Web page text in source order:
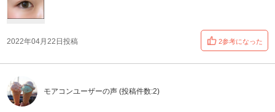
2022年04月22日投稿 2参考になった
モアコンユーザーの声 (投稿件数:2)